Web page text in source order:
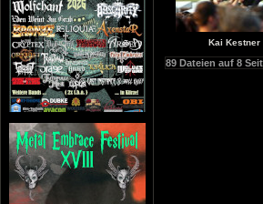
Kai Kestner
89 Dateien auf 8